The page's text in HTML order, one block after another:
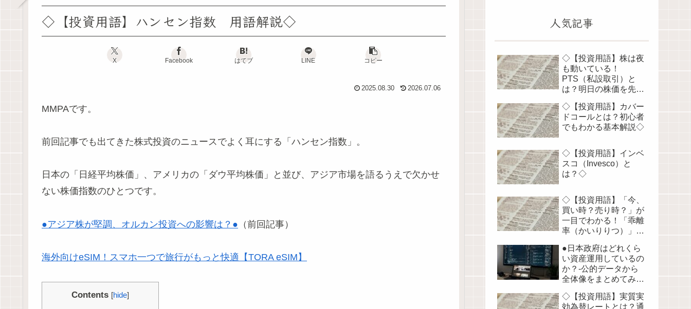
◇【投資用語】ハンセン指数 用語解説◇
X Facebook はてブ LINE コピー
2025.08.30 2026.07.06
MMPAです。
前回記事でも出てきた株式投資のニュースでよく耳にする「ハンセン指数」。
日本の「日経平均株価」、アメリカの「ダウ平均株価」と並び、アジア市場を語るうえで欠かせ
ない株価指数のひとつです。
●アジア株が堅調、オルカン投資への影響は？● （前回記事）
海外向けeSIM！スマホ一つで旅行がもっと快適【TORA eSIM】
Contents [hide]
人気記事
◇【投資用語】株は夜
も動いている！
PTS（私設取引）と
は？明日の株価を先読
◇【投資用語】カバー
ドコールとは？初心者
でもわかる基本解説◇
◇【投資用語】インベ
スコ（Invesco）と
は？◇
◇【投資用語】「今、
買い時？売り時？」が
一目でわかる！「乖離
率（かいりりつ）」を
●日本政府はどれくら
い資産運用しているの
か？-公的データから
全体像をまとめてみま
◇【投資用語】実質実
効為替レートとは？通